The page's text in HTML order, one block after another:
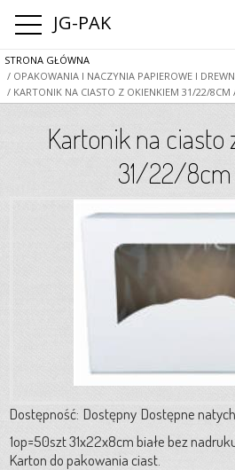
JG-PAK
STRONA GŁÓWNA
/ OPAKOWANIA I NACZYNIA PAPIEROWE I
/ KARTONIK NA CIASTO Z OKIENKIEM 31/22/8CM
Kartonik na ciasto
31/22/8cm
Dostępność: Dostępny Dostępne
1op=50szt 31x22x8cm białe bez
Karton do pakowania ciast.